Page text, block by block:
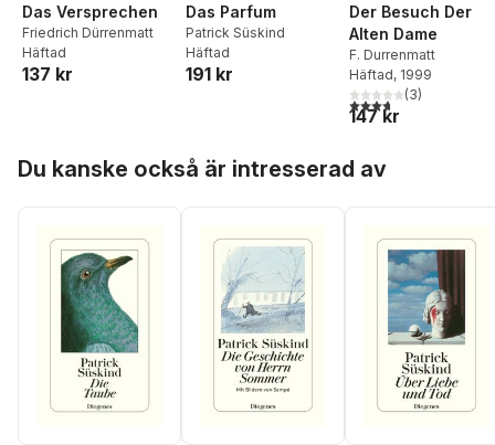
Das Versprechen
Friedrich Dürrenmatt
Häftad
137 kr
Das Parfum
Patrick Süskind
Häftad
191 kr
Der Besuch Der
Alten Dame
F. Durrenmatt
Häftad, 1999
3,7utav 5 stjärnor.
(3)
147 kr
Du kanske också är intresserad av